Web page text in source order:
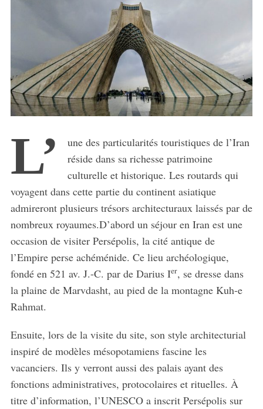
L’
une des particularités touristiques de l’Iran
réside dans sa richesse patrimoine
culturelle et historique. Les routards qui
voyagent dans cette partie du continent asiatique
admireront plusieurs trésors architecturaux laissés par de
nombreux royaumes.D’abord un séjour en Iran est une
occasion de visiter Persépolis, la cité antique de
l’Empire perse achéménide. Ce lieu archéologique,
fondé en 521 av. J.-C. par de Darius Ier, se dresse dans
la plaine de Marvdasht, au pied de la montagne Kuh-e
Rahmat.
Ensuite, lors de la visite du site, son style architecturial
inspiré de modèles mésopotamiens fascine les
vacanciers. Ils y verront aussi des palais ayant des
fonctions administratives, protocolaires et rituelles. À
titre d’information, l’UNESCO a inscrit Persépolis sur